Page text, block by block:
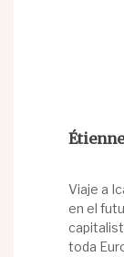
Viaje a
en el
toda